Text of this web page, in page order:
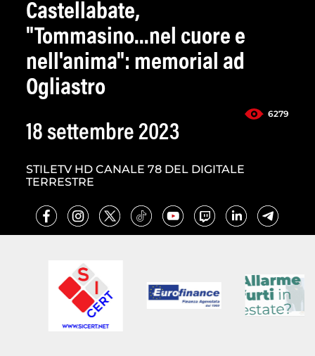
Castellabate,
"Tommasino...nel cuore e
nell'anima": memorial ad
Ogliastro
6279
18 settembre 2023
STILETV HD CANALE 78 DEL DIGITALE
TERRESTRE